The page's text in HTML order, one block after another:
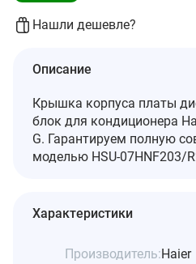
Нашли дешевле?
Описание
Крышка корпуса платы
блок для кондиционера
G. Гарантируем полную
моделью HSU-07HNF203/
Характеристики
Производитель:Haier